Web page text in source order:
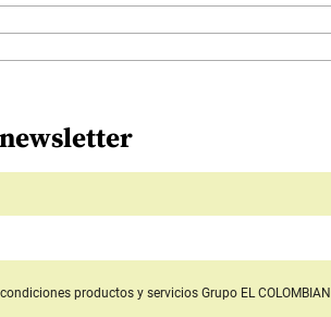
productos y servicios Grupo EL